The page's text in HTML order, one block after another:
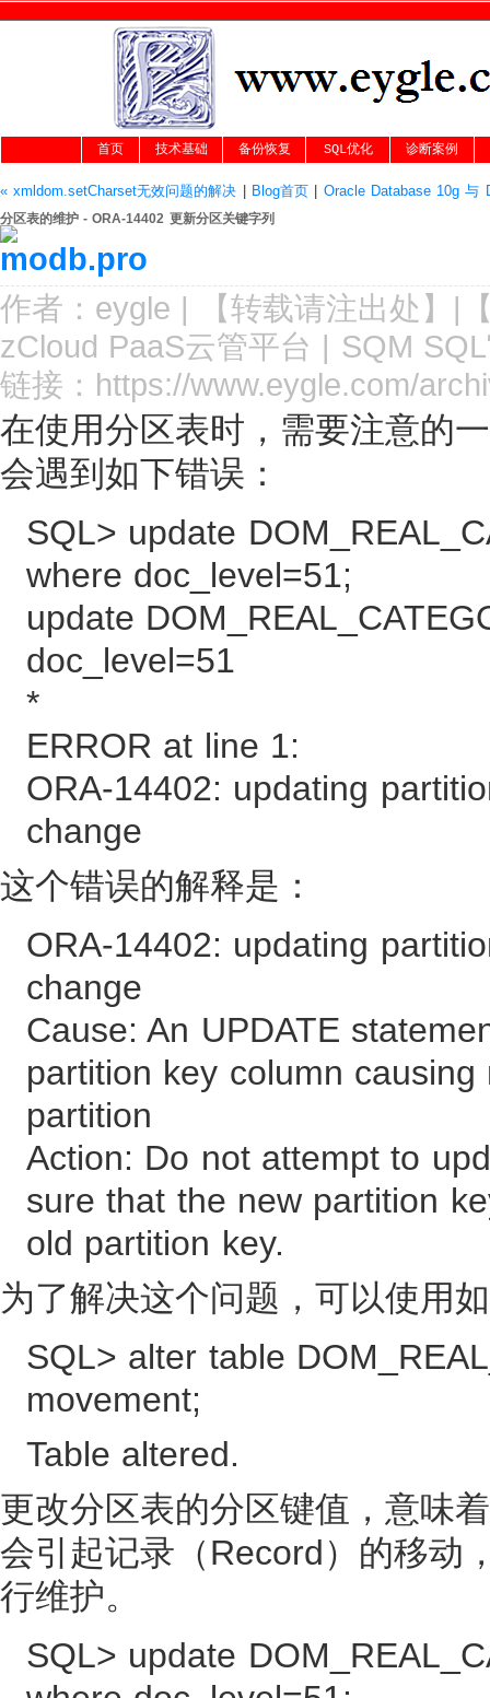
首页 技术基础 备份恢复 SQL优化 诊断案例
« xmldom.setCharset无效问题的解决 Blog首页| Oracle Database 10g 与
分区表的维护 - ORA-14402 更新分区关键字列
作者： eygle | 【转载请注出处 】|
zCloud PaaS云管平台 | SQM
链接： https://www.eygle.com/
在使用分区表时，需要注意的
会遇到如下错误：
SQL> update
where doc_level=51;
update
doc_level=51
*
ERROR at line 1:
ORA-14402: updating
change
这个错误的解释是：
ORA-14402: updating
change
Cause: An UPDATE
partition key column
partition
Action: Do not attempt to
sure that the new partition
old partition key.
为了解决这个问题，可以使用
SQL> alter table
movement;
Table altered.
更改分区表的分区键值，意味
会引起记录（Record）的移动
行维护。
SQL> update